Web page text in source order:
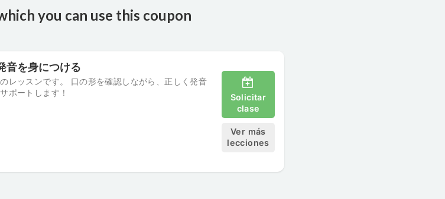
you can use this coupon
音を身につける
レッスンです。 口の形を確認しながら、正しく発音
ポートします！
Solicitar
clase
Ver más
lecciones